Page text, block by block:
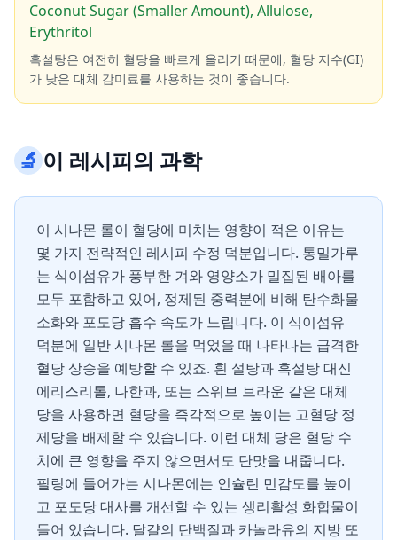
Coconut Sugar (Smaller Amount), Allulose,
Erythritol
흑설탕은 여전히 혈당을 빠르게 올리기 때문에, 혈당 지수(GI)
가 낮은 대체 감미료를 사용하는 것이 좋습니다.
🔬이 레시피의 과학
이 시나몬 롤이 혈당에 미치는 영향이 적은 이유는
몇 가지 전략적인 레시피 수정 덕분입니다. 통밀가루
는 식이섬유가 풍부한 겨와 영양소가 밀집된 배아를
모두 포함하고 있어, 정제된 중력분에 비해 탄수화물
소화와 포도당 흡수 속도가 느립니다. 이 식이섬유
덕분에 일반 시나몬 롤을 먹었을 때 나타나는 급격한
혈당 상승을 예방할 수 있죠. 흰 설탕과 흑설탕 대신
에리스리톨, 나한과, 또는 스워브 브라운 같은 대체
당을 사용하면 혈당을 즉각적으로 높이는 고혈당 정
제당을 배제할 수 있습니다. 이런 대체 당은 혈당 수
치에 큰 영향을 주지 않으면서도 단맛을 내줍니다.
필링에 들어가는 시나몬에는 인슐린 민감도를 높이
고 포도당 대사를 개선할 수 있는 생리활성 화합물이
들어 있습니다. 달걀의 단백질과 카놀라유의 지방 또